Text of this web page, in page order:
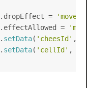
. dropEffect =
'move'
. effectAllowed =
. setData( 'cheesId' ,
. setData( 'cellId' ,